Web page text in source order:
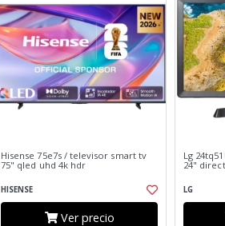
Hisense 75e7s / televisor smart tv
75" qled uhd 4k hdr
HISENSE
Ver precio
Lg
24"
LG